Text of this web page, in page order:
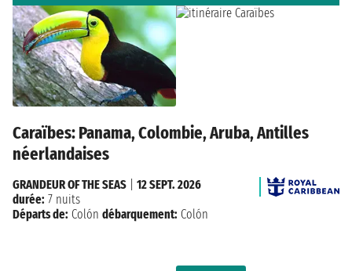
Caraïbes: Panama, Colombie, Aruba, Antilles
néerlandaises
GRANDEUR OF THE SEAS
12 SEPT. 2026
durée: 7 nuits
Départs de: Colón débarquement: Colón